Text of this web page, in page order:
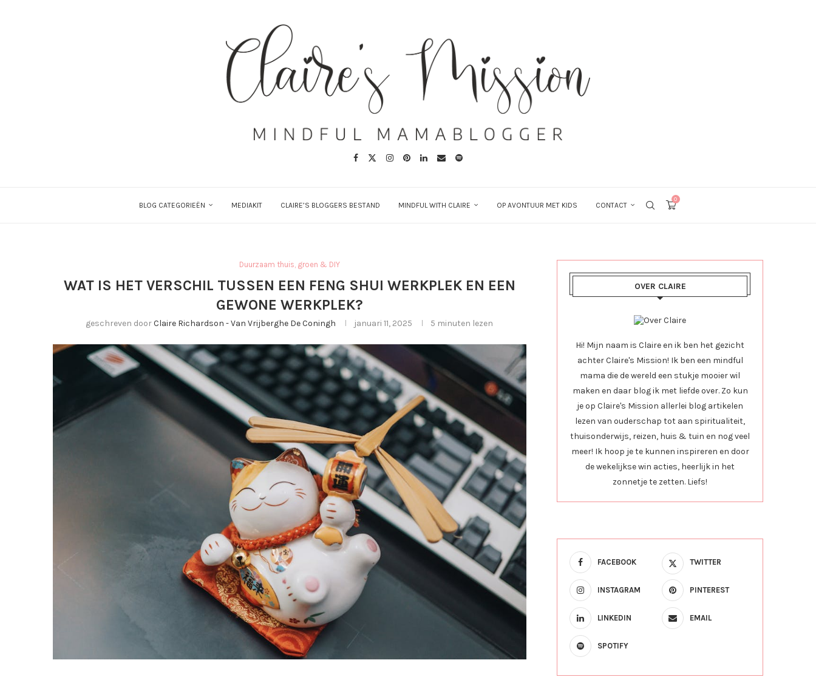
BLOG CATEGORIEËN MEDIAKIT CLAIRE’S BLOGGERS BESTAND MINDFUL WITH CLAIRE OP AVONTUUR MET KIDS CONTACT
0
Duurzaam thuis, groen & DIY
WAT IS HET VERSCHIL TUSSEN EEN FENG SHUI WERKPLEK EN EEN
GEWONE WERKPLEK?
geschreven doorClaire Richardson - Van Vrijberghe De Coningh januari 11, 2025 5 minuten lezen
OVER CLAIRE
Hi! Mijn naam is Claire en ik ben het gezicht
achter Claire's Mission! Ik ben een mindful
mama die de wereld een stukje mooier wil
maken en daar blog ik met liefde over. Zo kun
je op Claire's Mission allerlei blog artikelen
lezen van ouderschap tot aan spiritualiteit,
thuisonderwijs, reizen, huis & tuin en nog veel
meer! Ik hoop je te kunnen inspireren en door
de wekelijkse win acties, heerlijk in het
zonnetje te zetten. Liefs!
FACEBOOK TWITTER
INSTAGRAM PINTEREST
LINKEDIN EMAIL
SPOTIFY